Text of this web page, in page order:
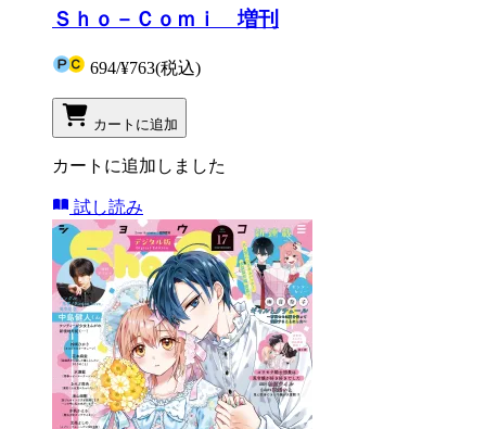
Ｓｈｏ－Ｃｏｍｉ 増刊
694/¥763(税込)
カートに追加
カートに追加しました
試し読み